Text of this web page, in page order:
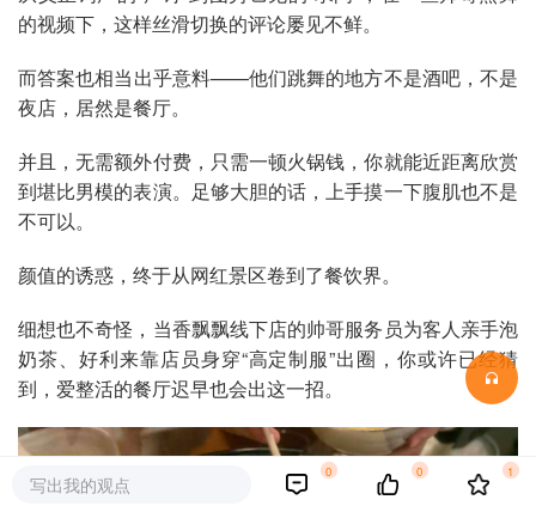
的视频下，这样丝滑切换的评论屡见不鲜。
而答案也相当出乎意料——他们跳舞的地方不是酒吧，不是
夜店，居然是餐厅。
并且，无需额外付费，只需一顿火锅钱，你就能近距离欣赏
到堪比男模的表演。足够大胆的话，上手摸一下腹肌也不是
不可以。
颜值的诱惑，终于从网红景区卷到了餐饮界。
细想也不奇怪，当香飘飘线下店的帅哥服务员为客人亲手泡
奶茶、好利来靠店员身穿“高定制服”出圈，你或许已经猜
到，爱整活的餐厅迟早也会出这一招。
写出我的观点
0 0 1